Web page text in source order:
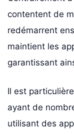
contentent de
redémarrent
maintient les
garantissant
Il est
ayant de
utilisant des